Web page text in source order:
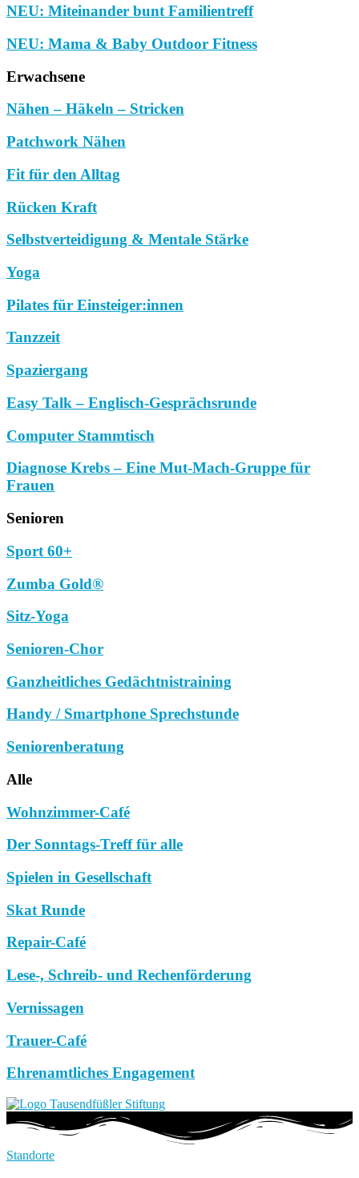
NEU: Miteinander bunt Familientreff
NEU: Mama & Baby Outdoor Fitness
Erwachsene
Nähen – Häkeln – Stricken
Patchwork Nähen
Fit für den Alltag
Rücken Kraft
Selbstverteidigung & Mentale Stärke
Yoga
Pilates für Einsteiger:innen
Tanzzeit
Spaziergang
Easy Talk – Englisch-Gesprächsrunde
Computer Stammtisch
Diagnose Krebs – Eine Mut-Mach-Gruppe für
Frauen
Senioren
Sport 60+
Zumba Gold®
Sitz-Yoga
Senioren-Chor
Ganzheitliches Gedächtnistraining
Handy / Smartphone Sprechstunde
Seniorenberatung
Alle
Wohnzimmer-Café
Der Sonntags-Treff für alle
Spielen in Gesellschaft
Skat Runde
Repair-Café
Lese-, Schreib- und Rechenförderung
Vernissagen
Trauer-Café
Ehrenamtliches Engagement
Standorte